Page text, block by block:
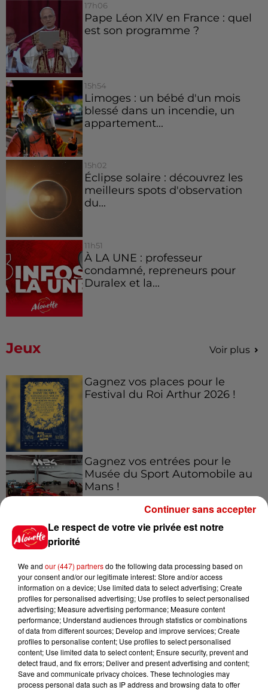
17h06
Pape Léon XIV en France : quel
est son programme ?
15h54
Limoges : un bébé d'un mois
blessé dans un incendie, un
appartement...
15h02
Éclipse solaire : découvrez les
meilleurs spots d'observation
du...
11h51
À LA UNE : professeur
condamné, repreneurs pour
Duralex et la...
Jeux Voir plus
Gagnez vos places pour le
Festival du Roi Arthur 2026 !
Gagnez vos entrées pour le
Musée du Sport Automobile au
Mans !
Le Duel - Gagnez votre balade
en jet ski !
Le respect de votre vie privée est notre
priorité
We and our (447) partnersdo the following data processing based on
your consent and/or our legitimate interest: Store and/or access
information on a device; Use limited data to select advertising; Create
profiles for personalised advertising; Use profiles to select personalised
advertising; Measure advertising performance; Measure content
performance; Understand audiences through statistics or combinations
of data from different sources; Develop and improve services; Create
profiles to personalise content; Use profiles to select personalised
content; Use limited data to select content; Ensure security, prevent and
detect fraud, and fix errors; Deliver and present advertising and content;
Save and communicate privacy choices. These technologies may
process personal data such as IP address and browsing data to offer
Continuer sans accepter